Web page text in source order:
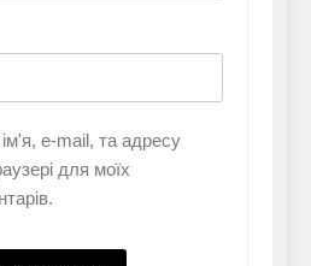
e-mail, та адресу
для моїх